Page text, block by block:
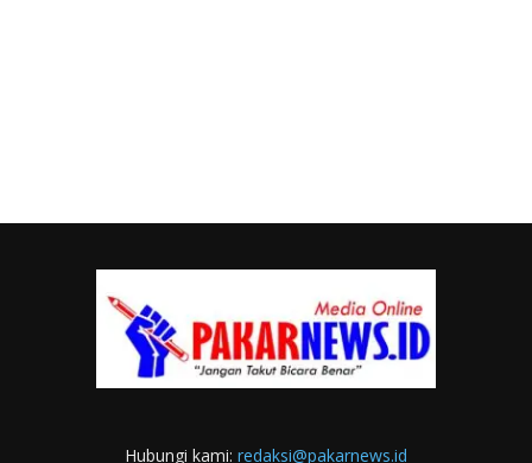
Hubungi kami: redaksi@pakarnews.id